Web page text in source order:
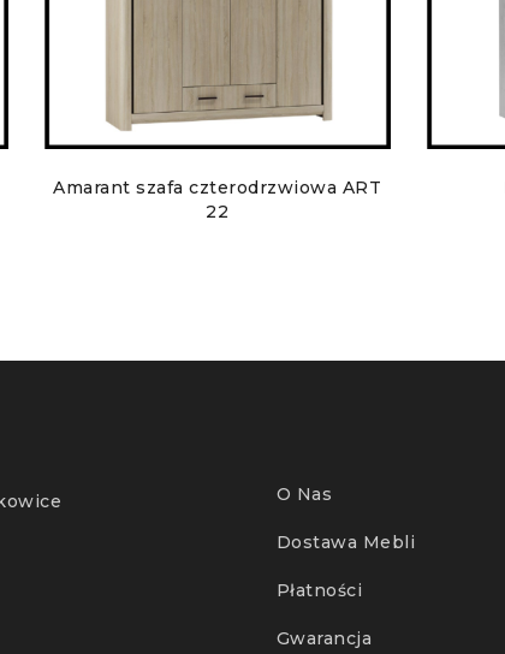
Amarant szafa czterodrzwiowa ART
22
O Nas
Dostawa Mebli
Płatności
Gwarancja